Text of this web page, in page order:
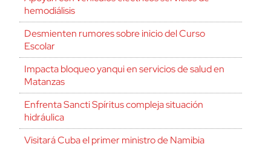
hemodiálisis
Desmienten rumores sobre inicio del Curso
Escolar
Impacta bloqueo yanqui en servicios de salud en
Matanzas
Enfrenta Sancti Spíritus compleja situación
hidráulica
Visitará Cuba el primer ministro de Namibia